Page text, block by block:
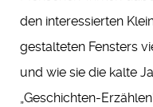
den interessierten
gestalteten Fensters
und wie sie die kalte
„Geschichten-